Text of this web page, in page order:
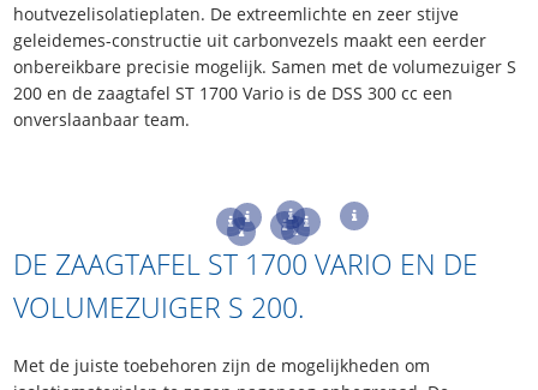
houtvezelisolatieplaten. De extreemlichte en zeer stijve
geleidemes-constructie uit carbonvezels maakt een eerder
onbereikbare precisie mogelijk. Samen met de volumezuiger S
200 en de zaagtafel ST 1700 Vario is de DSS 300 cc een
onverslaanbaar team.
DE ZAAGTAFEL ST 1700 VARIO EN DE
VOLUMEZUIGER S 200.
Met de juiste toebehoren zijn de mogelijkheden om